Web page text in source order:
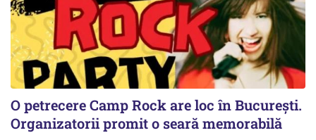
O petrecere Camp Rock are loc în București.
Organizatorii promit o seară memorabilă